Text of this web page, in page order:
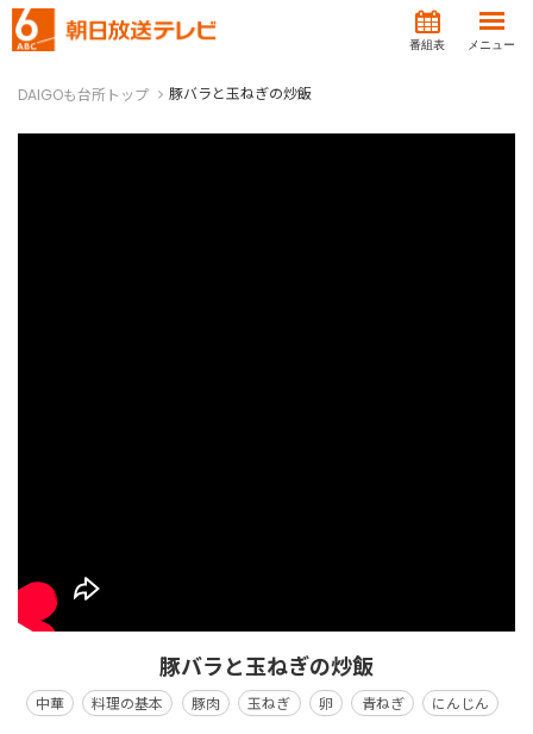
番組表 メニュー
DAIGOも台所トップ 豚バラと玉ねぎの炒飯
豚バラと玉ねぎの炒飯
中華 料理の基本 豚肉 玉ねぎ 卵 青ねぎ にんじん